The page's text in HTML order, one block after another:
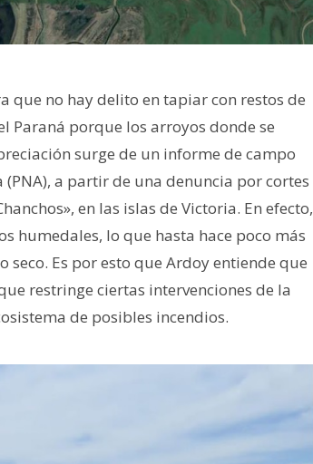
que no hay delito en tapiar con restos de
Paraná porque los arroyos donde se
surge de un informe de campo
a partir de una denuncia por cortes
en las islas de Victoria. En efecto,
humedales, lo que hasta hace poco más
seco. Es por esto que Ardoy entiende que
restringe ciertas intervenciones de la
de posibles incendios.